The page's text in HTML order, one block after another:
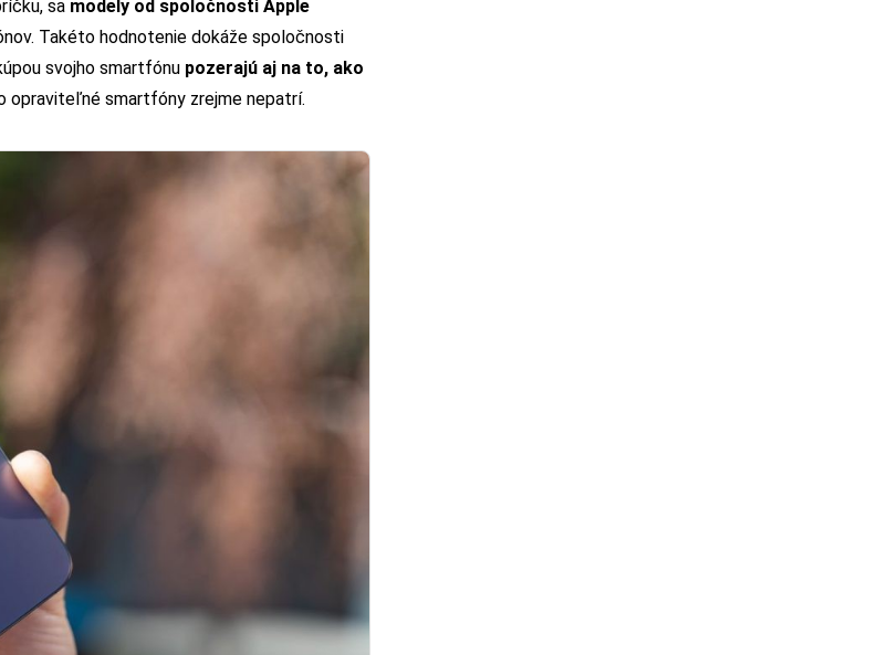
sa modely od spoločnosti Apple
Takéto hodnotenie dokáže spoločnosti
svojho smartfónu pozerajú aj na to, ako
opraviteľné smartfóny zrejme nepatrí.